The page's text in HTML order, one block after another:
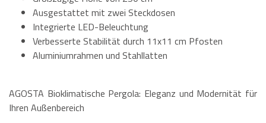
Ausgestattet mit zwei Steckdosen
Integrierte LED-Beleuchtung
Verbesserte Stabilität durch 11x11 cm Pfosten
Aluminiumrahmen und Stahllatten
AGOSTA Bioklimatische Pergola: Eleganz und Modernität für
Ihren Außenbereich